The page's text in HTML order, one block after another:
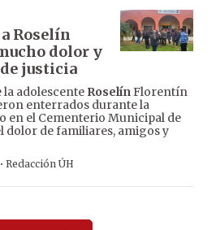
Roselín
dolor y
justicia
la adolescente RoselínFlorentín
enterrados durante la
en el Cementerio Municipal de
dolor de familiares, amigos y
· Redacción ÚH